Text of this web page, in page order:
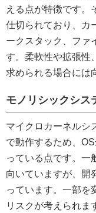
える点が特徴です。
仕切られており、カ
ークスタック、ファ
す。柔軟性や拡張性
求められる場合には
モノリシックシス
マイクロカーネルシ
で動作するため、
っている点です。一
向いていますが、開
っています。一部を
リスクが考えられま